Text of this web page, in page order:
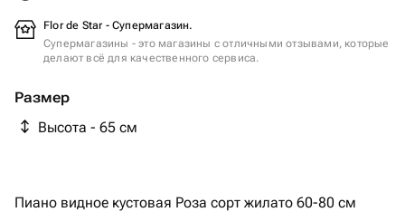
Flor de Star - Супермагазин.
Супермагазины - это магазины с отличными отзывами, которые
делают всё для качественного сервиса.
Размер
Высота - 65 см
Пиано видное кустовая Роза сорт жилато 60-80 см